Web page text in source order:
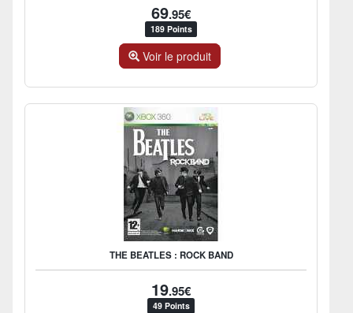
69.95€
189 Points
Voir le produit
THE BEATLES : ROCK BAND
19.95€
49 Points